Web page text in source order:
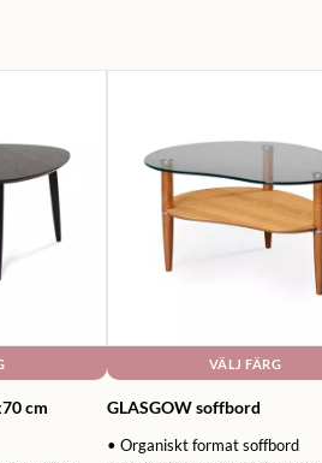
cm
VÄLJ FÄRG
GLASGOW soffbord
• Organiskt format soffbord